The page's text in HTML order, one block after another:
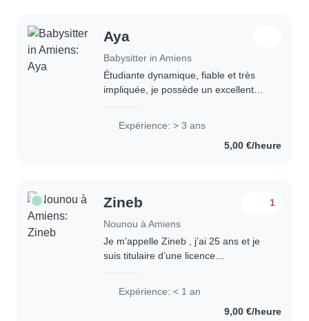
Aya
Babysitter in Amiens
Étudiante dynamique, fiable et très
impliquée, je possède un excellent
et leur routine quotidienne avec..
Expérience: > 3 ans
5,00 €/heure
Zineb
Nounou à Amiens
1
Je m’appelle Zineb , j’ai 25 ans et je
suis titulaire d’une licence
âgés de 3 ans et plus, une période
Expérience: < 1 an
9,00 €/heure